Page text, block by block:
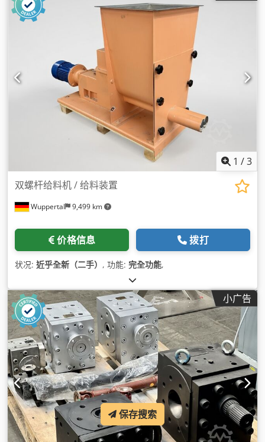
1 /3
Wuppertal 9,499 km
双螺杆给料机 / 给料装置
价格信息 拨打
状况: 近乎全新（二手） , 功能: 完全功能,
小广告
保存搜索